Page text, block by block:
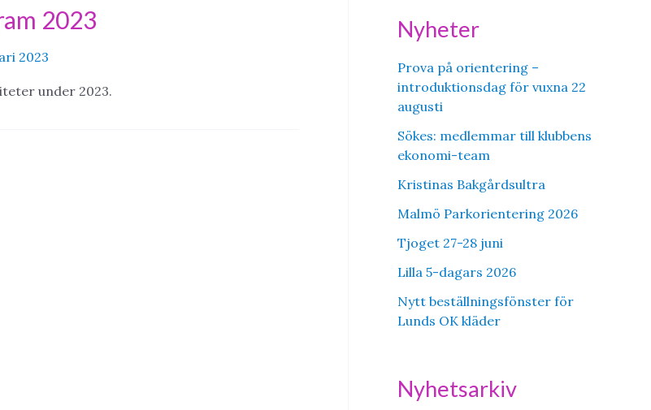
2023
2023
under 2023.
Nyheter
Prova på orientering –
introduktionsdag för vuxna 22
augusti
Sökes: medlemmar till klubbens
ekonomi-team
Kristinas Bakgårdsultra
Malmö Parkorientering 2026
Tjoget 27-28 juni
Lilla 5-dagars 2026
Nytt beställningsfönster för
Lunds OK kläder
Nyhetsarkiv